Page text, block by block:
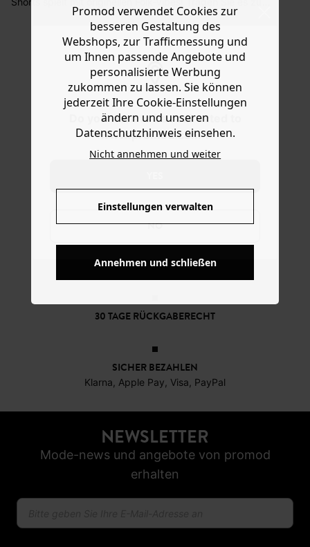
Do you want to be redirected to
www.promod.com ?
NO
Sie haben das Recht binnen30 Tagennach Erhalt der
Ware die Artikel zurückzuschicken oder umzutauschen.
einem unifarbenen t-Shirt, dazu Römersandalen, Sabots
oder Sandalen. Das Modell aus fein gestepptem
Baumwoll-Voile mit Knopf und Zipper hat einen
Bindegürtel unter Schlaufen, 2 Taschen vorn und
Ab 60€*
30 TAGE RÜCKGABERECHT
SICHER BEZAHLEN
Klarna, Apple Pay, Visa, PayPal
NEWSLETTER
Mode-news und angebote von promod
erhalten
Promod verwendet Cookies zur
besseren Gestaltung des
Webshops, zur Trafficmessung und
um Ihnen passende Angebote und
personalisierte Werbung
zukommen zu lassen. Sie können
jederzeit Ihre Cookie-Einstellungen
ändern und unseren
Datenschutzhinweis einsehen.
Nicht annehmen und weiter
Einstellungen verwalten
Annehmen und schließen